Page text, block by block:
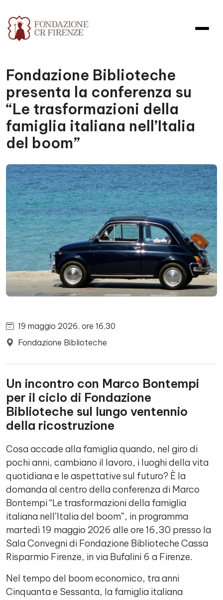
Fondazione Biblioteche
presenta la conferenza su
“Le trasformazioni della
famiglia italiana nell’Italia
del boom”
19 maggio 2026, ore 16,30
Fondazione Biblioteche
Un incontro con Marco Bontempi
per il ciclo di Fondazione
Biblioteche sul lungo ventennio
della ricostruzione
Cosa accade alla famiglia quando, nel giro di
pochi anni, cambiano il lavoro, i luoghi della vita
quotidiana e le aspettative sul futuro? È la
domanda al centro della conferenza di Marco
Bontempi “Le trasformazioni della famiglia
italiana nell’Italia del boom”, in programma
martedì 19 maggio 2026 alle ore 16,30 presso la
Sala Convegni di Fondazione Biblioteche Cassa
Risparmio Firenze, in via Bufalini 6 a Firenze.
Nel tempo del boom economico, tra anni
Cinquanta e Sessanta, la famiglia italiana